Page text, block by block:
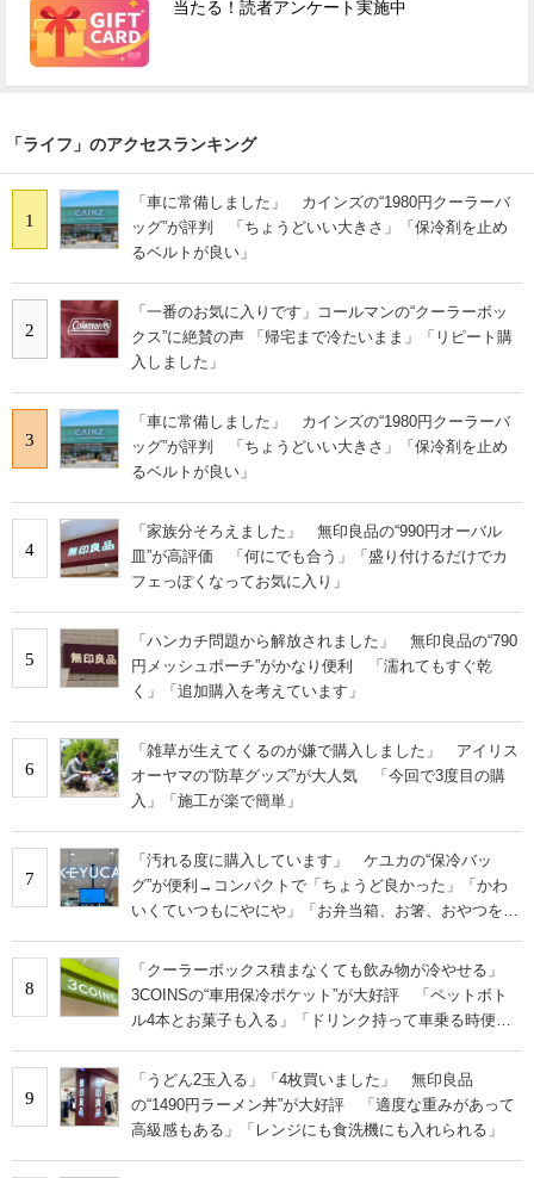
当たる！読者アンケート実施中
「ライフ」のアクセスランキング
1
「車に常備しました」 カインズの“1980円クーラーバ
ッグ”が評判 「ちょうどいい大きさ」「保冷剤を止め
るベルトが良い」
2
「一番のお気に入りです」コールマンの“クーラーボッ
クス”に絶賛の声 「帰宅まで冷たいまま」「リピート購
入しました」
3
「車に常備しました」 カインズの“1980円クーラーバ
ッグ”が評判 「ちょうどいい大きさ」「保冷剤を止め
るベルトが良い」
4
「家族分そろえました」 無印良品の“990円オーバル
皿”が高評価 「何にでも合う」「盛り付けるだけでカ
フェっぽくなってお気に入り」
5
「ハンカチ問題から解放されました」 無印良品の“790
円メッシュポーチ”がかなり便利 「濡れてもすぐ乾
く」「追加購入を考えています」
6
「雑草が生えてくるのが嫌で購入しました」 アイリス
オーヤマの“防草グッズ”が大人気 「今回で3度目の購
入」「施工が楽で簡単」
7
「汚れる度に購入しています」 ケユカの“保冷バッ
グ”が便利→コンパクトで「ちょうど良かった」「かわ
いくていつもにやにや」「お弁当箱、お箸、おやつを入
8
「クーラーボックス積まなくても飲み物が冷やせる」
3COINSの“車用保冷ポケット”が大好評 「ペットボト
ル4本とお菓子も入る」「ドリンク持って車乗る時便
9
「うどん2玉入る」「4枚買いました」 無印良品
の“1490円ラーメン丼”が大好評 「適度な重みがあって
高級感もある」「レンジにも食洗機にも入れられる」